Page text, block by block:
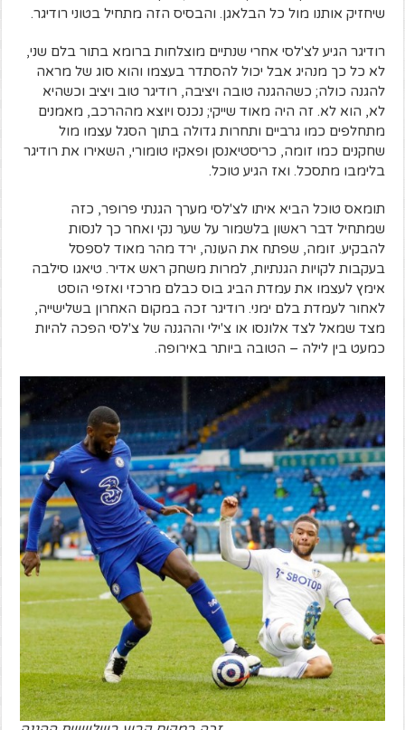
שיחזיק אותנו מול כל הבלאגן. והבסיס הזה מתחיל בטוני רודיגר.
רודיגר הגיע לצ'לסי אחרי שנתיים מוצלחות ברומא בתור בלם שני,
לא כל כך מנהיג אבל יכול להסתדר בעצמו והוא סוג של מראה
להגנה כולה; כשההגנה טובה ויציבה, רודיגר טוב ויציב וכשהיא
לא, הוא לא. זה היה מאוד שייקי; נכנס ויוצא מההרכב, מאמנים
מתחלפים כמו גרביים ותחרות גדולה בתוך הסגל עצמו מול
שחקנים כמו זומה, כריסטיאנסן ופאקיו טומורי, השאירו את רודיגר
בלימבו מתסכל. ואז הגיע טוכל.
תומאס טוכל הביא איתו לצ'לסי מערך הגנתי פרופר, כזה
שמתחיל דבר ראשון בלשמור על שער נקי ואחר כך לנסות
להבקיע. זומה, שפתח את העונה, ירד מהר מאוד לספסל
בעקבות לקויות הגנתיות, למרות משחק ראש אדיר. טיאגו סילבה
אימץ לעצמו את עמדת הביג בוס כבלם מרכזי ואזפי הוסט
לאחור לעמדת בלם ימני. רודיגר זכה במקום האחרון בשלישייה,
מצד שמאל לצד אלונסו או צ'ילי וההגנה של צ'לסי הפכה להיות
כמעט בין לילה – הטובה ביותר באירופה.